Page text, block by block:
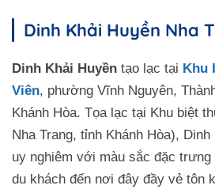
Dinh Khải Huyền Nha
Dinh Khải Huyền tạo lạc tại Khu
Viên, phường Vĩnh Nguyên,
Khánh Hòa. Tọa lạc tại Khu biệt
Nha Trang, tỉnh Khánh Hòa),
uy nghiêm với màu sắc đặc trưng
du khách đến nơi đây đầy vẻ tôn